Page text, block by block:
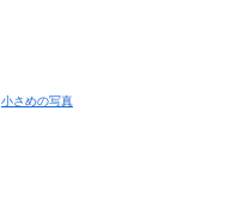
小さめの写真